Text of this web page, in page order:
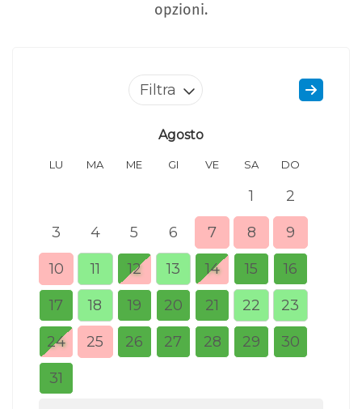
opzioni.
Filtra
Agosto
LU MA ME GI VE SA DO
1 2
3 4 5 6 7 8 9
10 11 12 13 14 15 16
17 18 19 20 21 22 23
24 25 26 27 28 29 30
31